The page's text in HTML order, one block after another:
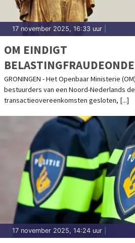
17 november 2025, 16:33 uur
OM EINDIGT
DETACHERINGSBUREAU
OVEREENKOMSTEN
GRONINGEN - Het Openbaar Ministerie
bestuurders van een Noord-Nederlands
transactieovereenkomsten gesloten, [...]
17 november 2025, 14:24 uur